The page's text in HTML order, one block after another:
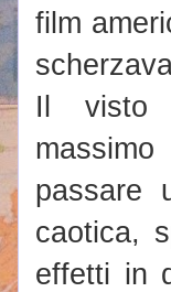
film
Il visto
passare
caotica,
effetti in